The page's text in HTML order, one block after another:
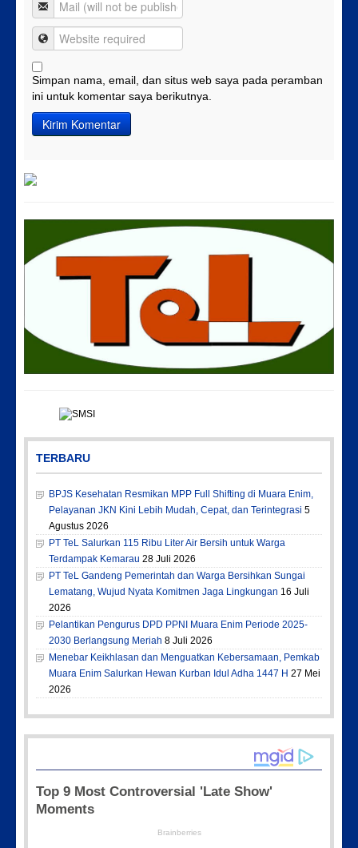
Simpan nama, email, dan situs web saya pada peramban
ini untuk komentar saya berikutnya.
TERBARU
BPJS Kesehatan Resmikan MPP Full Shifting di Muara Enim,
Pelayanan JKN Kini Lebih Mudah, Cepat, dan Terintegrasi 5
Agustus 2026
PT TeL Salurkan 115 Ribu Liter Air Bersih untuk Warga
Terdampak Kemarau 28 Juli 2026
PT TeL Gandeng Pemerintah dan Warga Bersihkan Sungai
Lematang, Wujud Nyata Komitmen Jaga Lingkungan 16 Juli
2026
Pelantikan Pengurus DPD PPNI Muara Enim Periode 2025-
2030 Berlangsung Meriah 8 Juli 2026
Menebar Keikhlasan dan Menguatkan Kebersamaan, Pemkab
Muara Enim Salurkan Hewan Kurban Idul Adha 1447 H 27 Mei
2026